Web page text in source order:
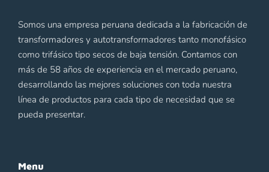
Somos una empresa peruana dedicada a la fabricación de
transformadores y autotransformadores tanto monofásico
como trifásico tipo secos de baja tensión. Contamos con
más de 58 años de experiencia en el mercado peruano,
desarrollando las mejores soluciones con toda nuestra
línea de productos para cada tipo de necesidad que se
pueda presentar.
Menu